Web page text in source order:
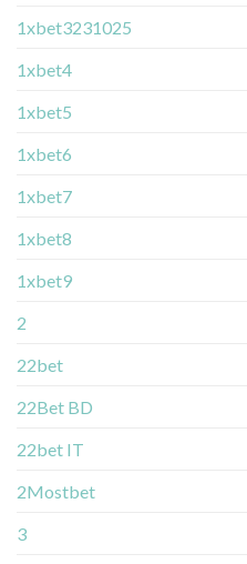
1xbet3231025
1xbet4
1xbet5
1xbet6
1xbet7
1xbet8
1xbet9
2
22bet
22Bet BD
22bet IT
2Mostbet
3